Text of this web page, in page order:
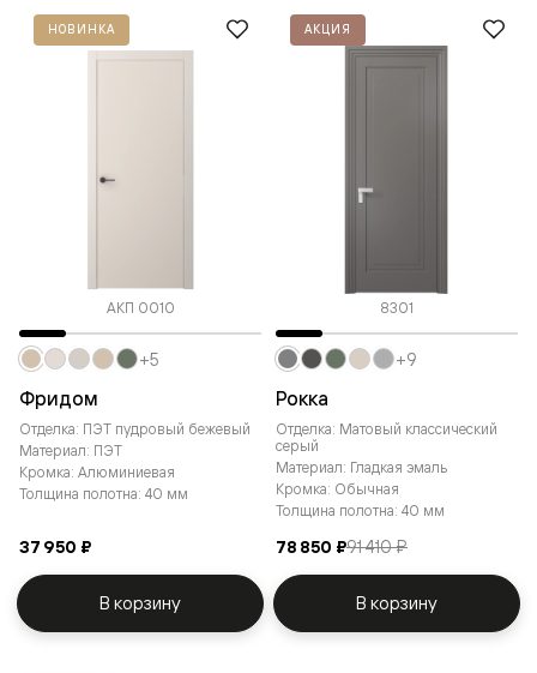
НОВИНКА
АКП 0010
Фридом
Отделка: ПЭТ пудровый бежевый
Материал: ПЭТ
Кромка: Алюминиевая
Толщина полотна: 40 мм
37 950 ₽
+5
В корзину
АКЦИЯ
8301
Рокка
Отделка: Матовый классический
серый
Материал: Гладкая эмаль
Кромка: Обычная
Толщина полотна: 40 мм
78 850 ₽91 410 ₽
+9
В корзину